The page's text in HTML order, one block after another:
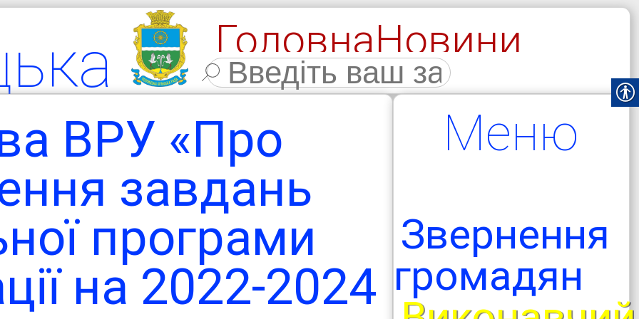
ГоловнаНовини
Фотогалерея
ВРУ «Про
завдань
програми
на 2022-2024
Меню
Звернення
громадян